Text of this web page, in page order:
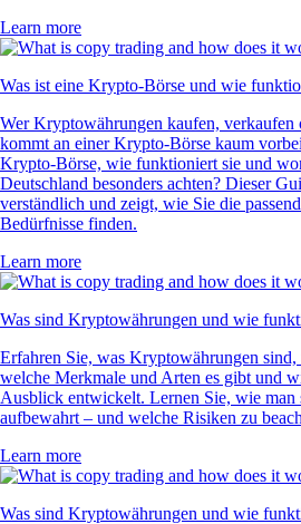
Learn more
Was ist eine Krypto-Börse und wie
Wer Kryptowährungen kaufen, verkaufen
kommt an einer Krypto-Börse kaum
Krypto-Börse, wie funktioniert sie und
Deutschland besonders achten? Dieser
verständlich und zeigt, wie Sie die
Bedürfnisse finden.
Learn more
Was sind Kryptowährungen und wie
Erfahren Sie, was Kryptowährungen
welche Merkmale und Arten es gibt und
Ausblick entwickelt. Lernen Sie, wie man
aufbewahrt – und welche Risiken zu
Learn more
Was sind Kryptowährungen und wie